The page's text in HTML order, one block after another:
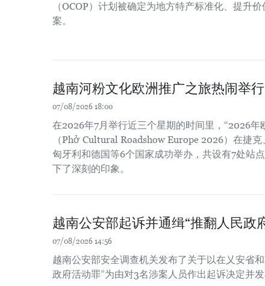
（OCOP）计划被确定为地方特产标准化、提升
案。
越南河粉文化欧洲推广之旅热闹举行
07/08/2026 18:00
在2026年7月举行近三个星期的时间里，“2026年
（Phở Cultural Roadshow Europe 2026）在捷克
匈牙利和德国等6个国家成功举办，共设有7处站
下了深刻的印象。
越南公安部起诉并通缉“推翻人民政
07/08/2026 14:56
越南公安部安全调查机关发布了关于以在乂安省
政府活动罪”为由对3名涉案人员作出起诉决定并发